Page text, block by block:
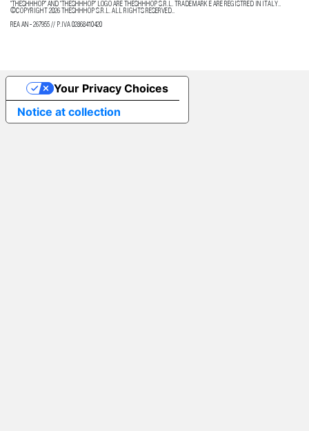
"THESHHHOP" AND "THESHHHOP" LOGO ARE THESHHHOP S.R.L. TRADEMARK E ARE REGISTRED IN ITALY..
©COPYRIGHT 2026 THESHHHOP S.R.L. ALL RIGHTS RESERVED..
REA AN - 267955 // P.IVA 02868410420
Notice at collection
Your Privacy Choices